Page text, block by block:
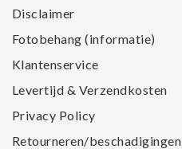
Disclaimer
Fotobehang (informatie)
Klantenservice
Levertijd & Verzendkosten
Privacy Policy
Retourneren/beschadigingen